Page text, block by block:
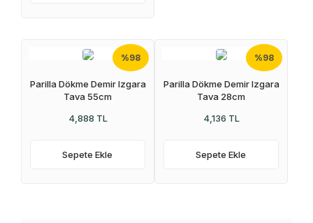
%98
Parilla Dökme Demir Izgara
Tava 55cm
4,888 TL
Sepete Ekle
%98
Parilla Dökme Demir Izgara
Tava 28cm
4,136 TL
Sepete Ekle